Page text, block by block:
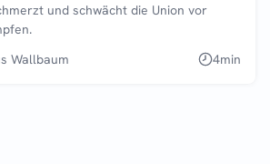
und schwächt die Union vor
Wallbaum 4min